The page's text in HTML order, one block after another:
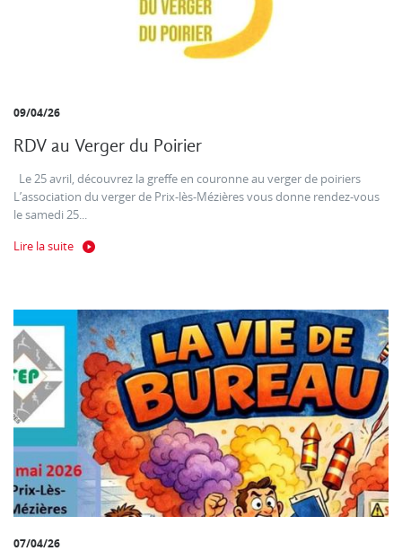
09/04/26
RDV au Verger du Poirier
Le 25 avril, découvrez la greffe en couronne au verger de poiriers
L’association du verger de Prix-lès-Mézières vous donne rendez-vous
le samedi 25...
Lire la suite
07/04/26